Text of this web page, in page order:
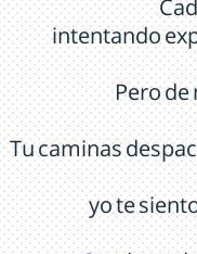
intentando
Pero de
Tu caminas
yo te